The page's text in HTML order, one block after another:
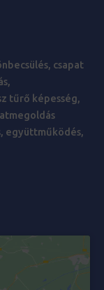
csapat
tűrő képesség,
együttműködés,